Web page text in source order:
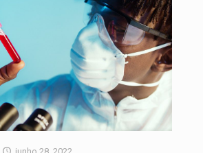
junho 28, 2022